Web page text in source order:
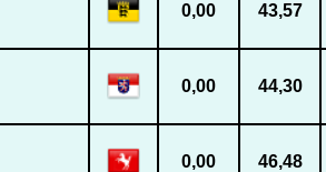
0,00 43,57
0,00 44,30
0,00 46,48